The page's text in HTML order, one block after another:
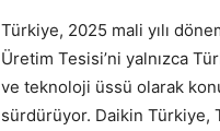
Türkiye, 2025 mali yılı
Üretim Tesisi’ni yalnızca
ve teknoloji üssü olarak
sürdürüyor. Daikin Türkiye,